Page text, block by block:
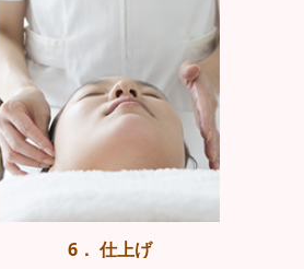
6． 仕上げ